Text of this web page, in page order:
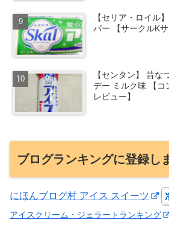
【セリア・ロイル
バー 【サークルK
【センタン】 昔な
デー ミルク味 【コ
レビュー】
ブログランキングに登録し
にほんブログ村 アイス スイーツ
アイスクリーム・ジェラートランキング